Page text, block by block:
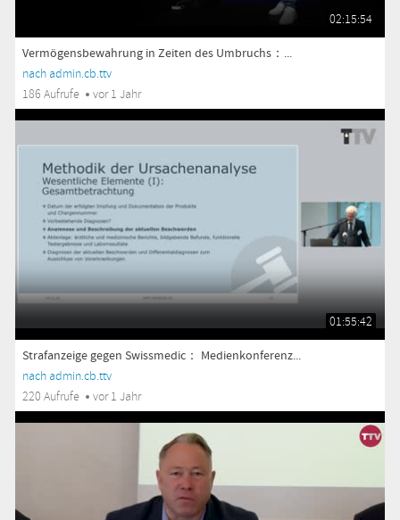
02:15:54
Vermögensbewahrung in Zeiten des Umbruchs：...
nach admin.cb.ttv
186 Aufrufe
vor 1 Jahr
01:55:42
Strafanzeige gegen Swissmedic： Medienkonferenz...
nach admin.cb.ttv
220 Aufrufe
vor 1 Jahr